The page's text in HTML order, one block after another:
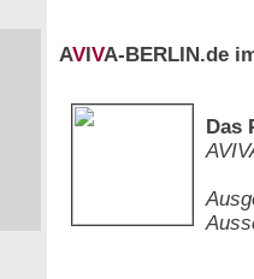
AV VA-BERLIN.de
Das